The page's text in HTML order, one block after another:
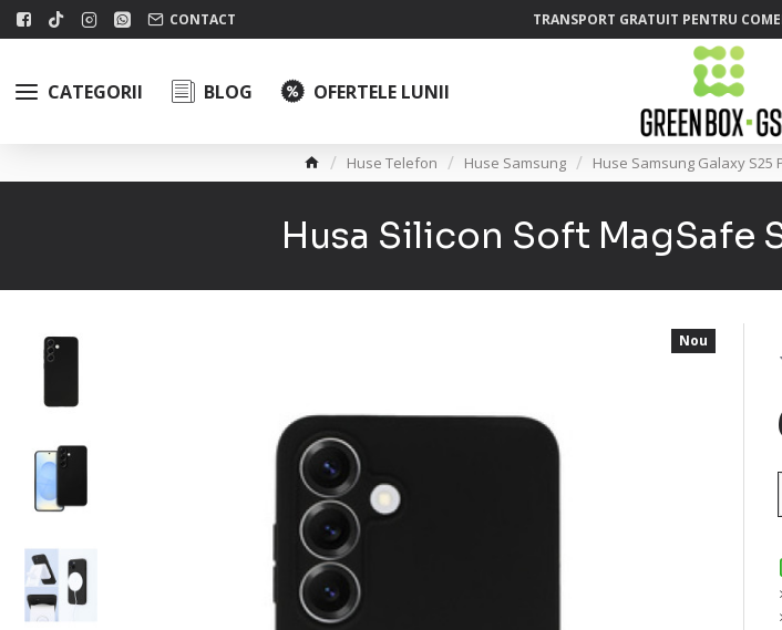
CONTACT TRANSPORT GRATUIT PENTRU
CATEGORII BLOG OFERTELE LUNII
Huse Telefon Huse Samsung Huse Samsung Galaxy S25
Husa Silicon Soft MagSafe
Nou